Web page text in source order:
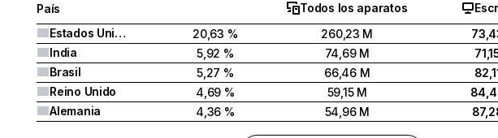
País Todos los aparatos
Estados Unidos
20,63 % 260,23 M
India
5,92 % 74,69 M
Brasil
5,27 % 66,46 M
Reino Unido
4,69 % 59,15 M
Alemania
4,36 % 54,96 M